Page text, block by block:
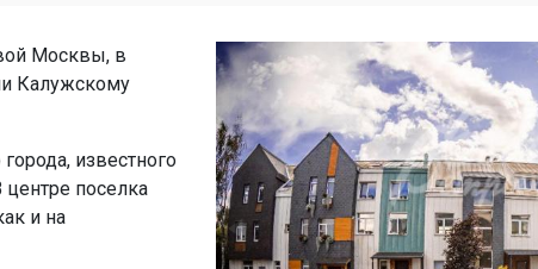
Москвы, в
Калужскому
известного
поселка
и на